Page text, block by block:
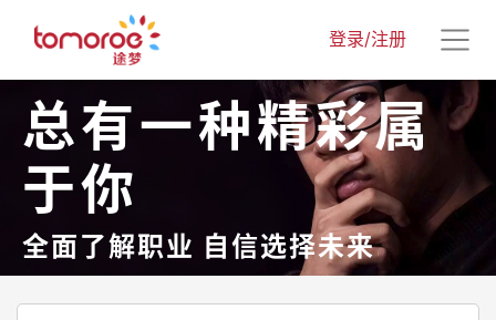
登录/注册
总有一种精彩属
于你
全面了解职业 自信选择未来